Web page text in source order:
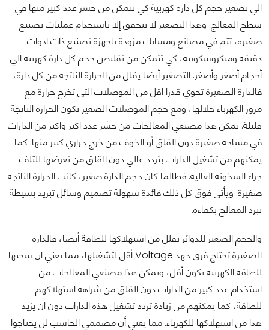
الي تصغير حجم كل دارة كهربية كي نتمكن من حشر عدد كبير منها في
سطح المعالج. وهذا التصغير لا يتحقق إلا باستخدام عمليات تصنيع
صغيره، تتم في مصانع ومسابك مزودة باجهزة تصنيع ذات ادوات
دقيقة وميكروسكوبية، كي تتمكن من تقليص حجم كل دارة كهربية الي
أحجام أصغر وأصغر. التصغير أيضا يقلل من الحرارة الناتجة من كل دارة،
فالدارة الصغيرة تحوي قدرا اقل من الموصلات التي تخرج حرارة مع
مرور الكهرباء خلالها، ومع حجم الموصلات الصغير تكون الحرارة الناتجة
قليلة. يمكن هذا مصنعي المعالجات من حشر عدد اكبر واكبر من الدارات
في مساحة صغيرة دون القلق أو الخوف من خرج حراري كبير منها. كما
يمكنهم من تشغيل الدارات بتردد عالي دون القلق من تعرضها للتلف
جراء السخونة العالية. فطالما كان حجم الدارة صغير، كانت الحرارة الناتجة
صغيرة. ويأتي فوق كل ذلك فائدة سهولة تصميم وسائل تبريد بسيطة
تبرد المعالج بكفاءة.
والحجم الصغير للدوائر يقلل من استهلاكها للطاقة أيضا، فالدارة
الصغيرة تحتاج فرق جهد Voltage أقل لتشغيلها، مما يعني ان سحبها
للطاقة الكهربية يكون أقل، ويمكن هذا مصنعي المعالجات من
استخدام عدد كبير من الدارات دون القلق من شراهة استهلاكهم
للطاقة، كما يمكنهم من زيادة تردد تشغيل هذه الدارات دون ان يزيد
هذا من استهلاكها للكهرباء. مما يعني أن مصممي الحاسب لن يحتاجوا